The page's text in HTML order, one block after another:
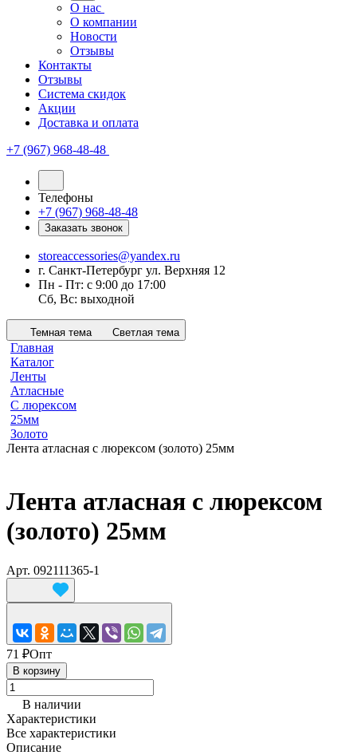
О нас
О компании
Новости
Отзывы
Контакты
Отзывы
Система скидок
Акции
Доставка и оплата
+7 (967) 968-48-48
Телефоны
+7 (967) 968-48-48
Заказать звонок
storeaccessories@yandex.ru
г. Санкт-Петербург ул. Верхняя 12
Пн - Пт: с 9:00 до 17:00
Сб, Вс: выходной
Темная тема Светлая тема
Главная
Каталог
Ленты
Атласные
С люрексом
25мм
Золото
Лента атласная с люрексом (золото) 25мм
Лента атласная с люрексом
(золото) 25мм
Арт. 092111365-1
71 ₽Опт
В корзину
В наличии
Характеристики
Все характеристики
Описание